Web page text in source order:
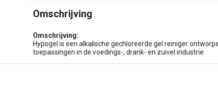
Omschrijving
Omschrijving:
Hypogel is een alkalische gechloreerde gel reiniger
toepassingen in de voedings-, drank- en zuivel industrie.